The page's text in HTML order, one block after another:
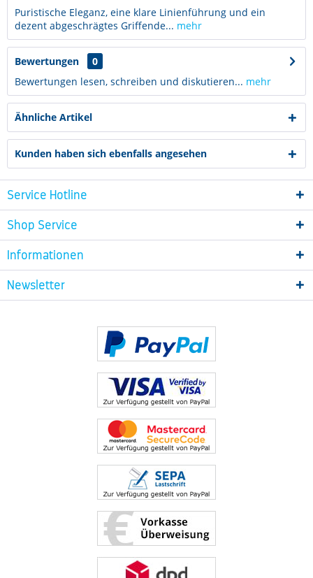
Puristische Eleganz, eine klare Linienführung und ein
dezent abgeschrägtes Griffende... mehr
Bewertungen
0
Bewertungen lesen, schreiben und diskutieren... mehr
Ähnliche Artikel
Kunden haben sich ebenfalls angesehen
Service Hotline
Shop Service
Informationen
Newsletter